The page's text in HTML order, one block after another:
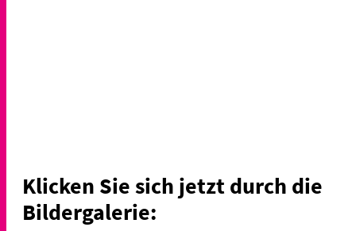
Klicken Sie sich jetzt durch die
Bildergalerie: